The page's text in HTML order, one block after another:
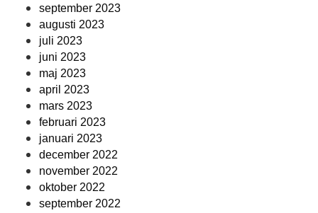
september 2023
augusti 2023
juli 2023
juni 2023
maj 2023
april 2023
mars 2023
februari 2023
januari 2023
december 2022
november 2022
oktober 2022
september 2022